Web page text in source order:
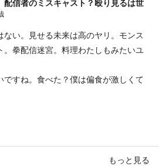
い。見せる未来は高のヤリ。モンス
。拳配信迷宮。料理わたしもみたいユ
すね。食べた？僕は偏食が激しくて
もっと見る